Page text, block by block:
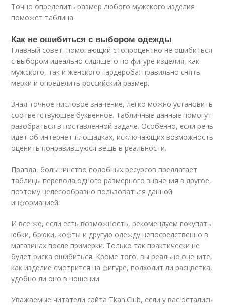
Точно определить размер любого мужского изделия
поможет таблица:
Как не ошибиться с выбором одежды
Главный совет, помогающий стопроцентно не ошибиться
с выбором идеально сидящего по фигуре изделия, как
мужского, так и женского гардероба: правильно снять
мерки и определить российский размер.
Зная точное числовое значение, легко можно установить
соответствующее буквенное. Табличные данные помогут
разобраться в поставленной задаче. Особенно, если речь
идет об интернет-площадках, исключающих возможность
оценить понравившуюся вещь в реальности.
Правда, большинство подобных ресурсов предлагает
таблицы перевода одного размерного значения в другое,
поэтому целесообразно пользоваться данной
информацией.
И все же, если есть возможность, рекомендуем покупать
юбки, брюки, кофты и другую одежду непосредственно в
магазинах после примерки. Только так практически не
будет риска ошибиться. Кроме того, вы реально оцените,
как изделие смотрится на фигуре, подходит ли расцветка,
удобно ли оно в ношении.
Уважаемые читатели сайта Tkan.Club, если у вас остались